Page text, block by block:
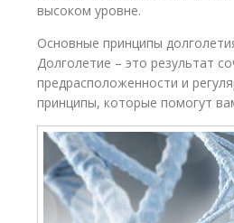
высоком уровне.
Основные принципы
Долголетие – это результат
предрасположенности и
принципы, которые помогут